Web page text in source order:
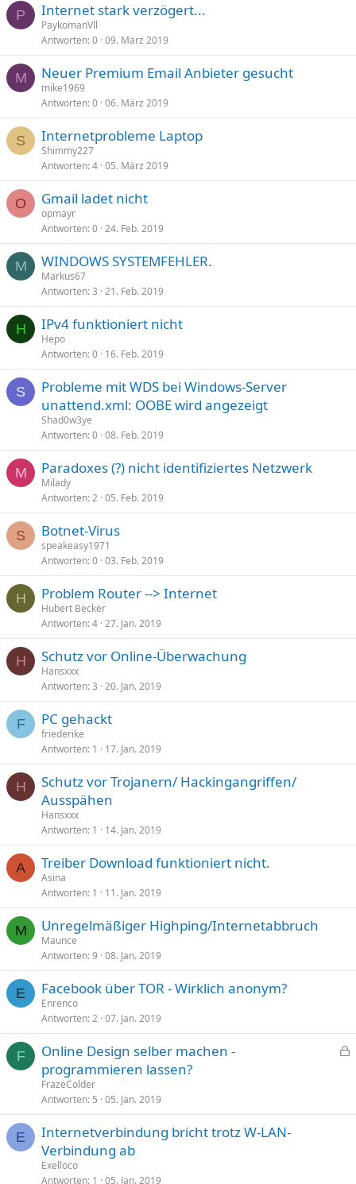
P Internet stark verzögert...
PaykomanVll
Antworten 0 09. März 2019
M Neuer Premium Email Anbieter gesucht
mike1969
Antworten 0 06. März 2019
S Internetprobleme Laptop
Shimmy227
Antworten 4 05. März 2019
O Gmail ladet nicht
opmayr
Antworten 0 24. Feb. 2019
M WINDOWS SYSTEMFEHLER.
Markus67
Antworten 3 21. Feb. 2019
H IPv4 funktioniert nicht
Hepo
Antworten 0 16. Feb. 2019
S
Probleme mit WDS bei Windows-Server
unattend.xml: OOBE wird angezeigt
Shad0w3ye
Antworten 0 08. Feb. 2019
M Paradoxes (?) nicht identifiziertes Netzwerk
Milady
Antworten 2 05. Feb. 2019
S Botnet-Virus
speakeasy1971
Antworten 0 03. Feb. 2019
H Problem Router --> Internet
Hubert Becker
Antworten 4 27. Jan. 2019
H Schutz vor Online-Überwachung
Hansxxx
Antworten 3 20. Jan. 2019
F PC gehackt
friederike
Antworten 1 17. Jan. 2019
H
Schutz vor Trojanern/ Hackingangriffen/
Ausspähen
Hansxxx
Antworten 1 14. Jan. 2019
A Treiber Download funktioniert nicht.
Asina
Antworten 1 11. Jan. 2019
M Unregelmäßiger Highping/Internetabbruch
Maunce
Antworten 9 08. Jan. 2019
E Facebook über TOR - Wirklich anonym?
Enrenco
Antworten 2 07. Jan. 2019
F
e
Online Design selber machen -
programmieren lassen?
FrazeColder
Antworten 5 05. Jan. 2019
E
Internetverbindung bricht trotz W-LAN-
Verbindung ab
Exelloco
Antworten 1 05. Jan. 2019